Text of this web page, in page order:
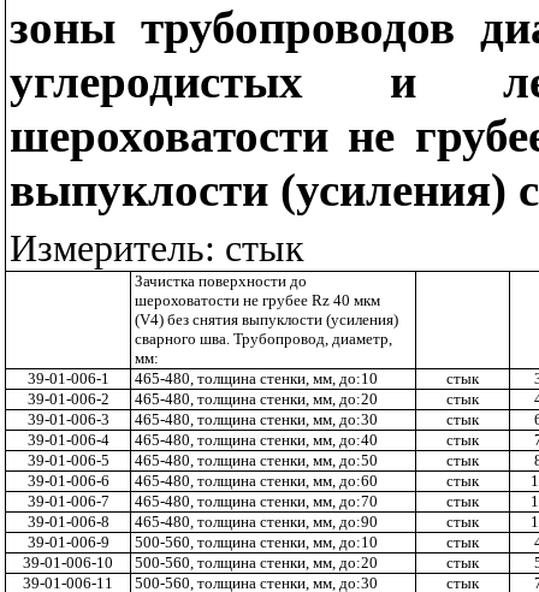
зоны трубопроводов
углеродистых и
шероховатости не
выпуклости (усиления)
Измеритель: стык
Зачистка поверхности до
шероховатости не грубее Rz40 мкм
(V4) без снятия выпуклости (усиления)
сварного шва. Трубопровод, диаметр,
мм:
39-01-006-1
465-480, толщина стенки, мм, до:10 стык
39-01-006-2
465-480, толщина стенки, мм, до:20 стык
39-01-006-3
465-480, толщина стенки, мм, до:30 стык
39-01-006-4
465-480, толщина стенки, мм, до:40 стык
39-01-006-5
465-480, толщина стенки, мм, до:50 стык
39-01-006-6
465-480, толщина стенки, мм, до:60 стык
39-01-006-7
465-480, толщина стенки, мм, до:70 стык
39-01-006-8
465-480, толщина стенки, мм, до:90 стык
39-01-006-9
500-560, толщина стенки, мм, до:10 стык
39-01-006-10
500-560, толщина стенки, мм, до:20 стык
39-01-006-11
500-560, толщина стенки, мм, до:30 стык